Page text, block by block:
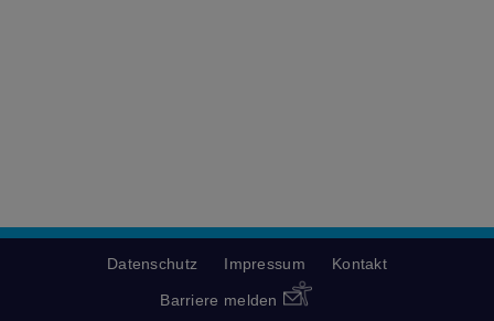
Datenschutz Impressum Kontakt
Barriere melden